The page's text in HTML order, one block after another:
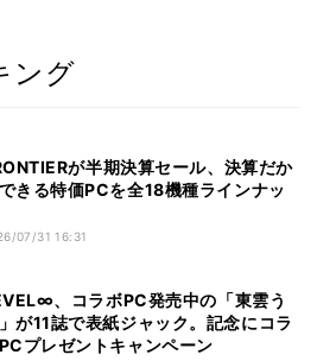
ング
が半期決算セール、決算だか
きる特価PCを全18機種ラインナッ
07/31 16:31
、コラボPC発売中の「東雲う
が11誌で表紙ジャック。記念にコラ
プレゼントキャンペーン